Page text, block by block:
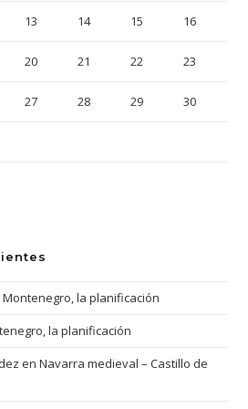
13 14 15 16
20 21 22 23
27 28 29 30
Montenegro, la planificación
la planificación
enNavarra medieval – Castillo de